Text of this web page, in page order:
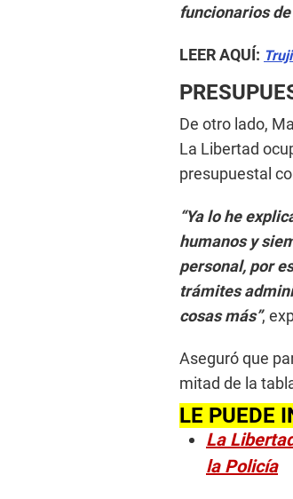
funcionarios
LEER AQUÍ:
De otro lado,
La Libertad
presupuestal
“Ya lo he
humanos y
personal, por
trámites
cosas más”,
Aseguró que
mitad de la
LE PUEDE
La
la Policía